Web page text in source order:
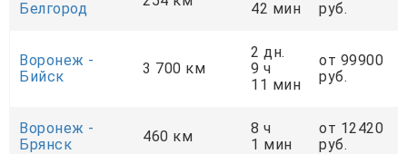
Белгород
42 мин
руб.
Воронеж -
Бийск
3 700 км
2 дн.
9 ч
11 мин
от 99900
руб.
Воронеж -
Брянск
460 км
8 ч
1 мин
от 12420
руб.